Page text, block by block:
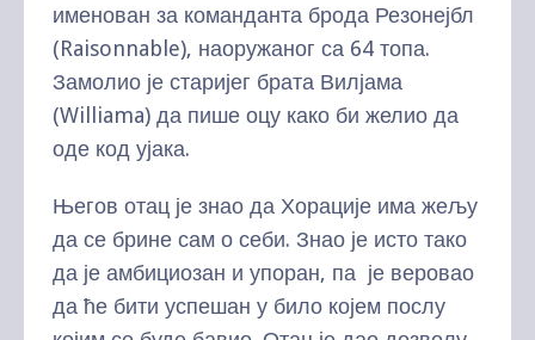
именован за команданта брода Резонејбл
(Raisonnable), наоружаног са 64 топа.
Замолио је старијег брата Вилјама
(Williama) да пише оцу како би желио да
оде код ујака.
Његов отац је знао да Хорације има жељу
да се брине сам о себи. Знао је исто тако
да је амбициозан и упоран, па је веровао
да ће бити успешан у било којем послу